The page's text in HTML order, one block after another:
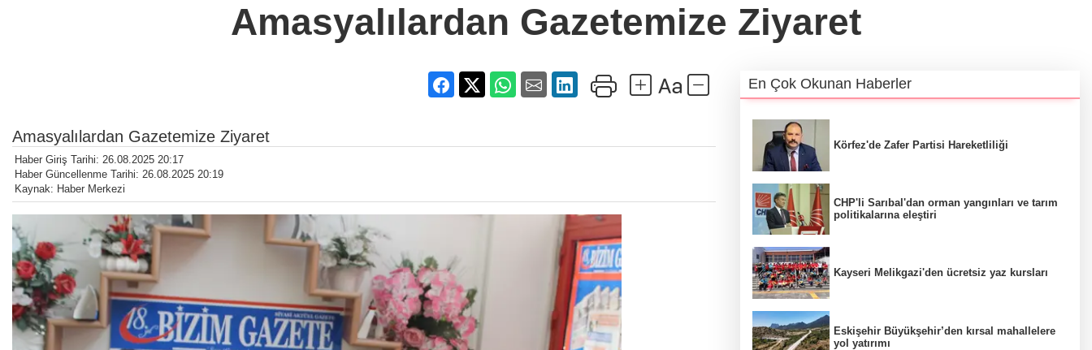
Amasyalılardan Gazetemize Ziyaret
Amasyalılardan Gazetemize Ziyaret
Haber Giriş Tarihi: 26.08.2025 20:17
Haber Güncellenme Tarihi: 26.08.2025 20:19
Kaynak: Haber Merkezi
En Çok Okunan Haberler
Körfez'de Zafer Partisi Hareketliliği
CHP'li Sarıbal'dan orman yangınları ve tarım
politikalarına eleştiri
Kayseri Melikgazi'den ücretsiz yaz kursları
Eskişehir Büyükşehir’den kırsal mahallelere
yol yatırımı